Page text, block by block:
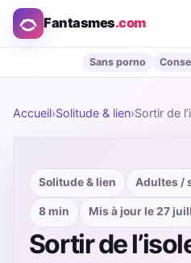
Fantasmes.com
Sans porno
Accueil›Solitude & lien›Sortir de
Solitude & lien Adultes /
8 min Mis à jour le 27
Sortir de